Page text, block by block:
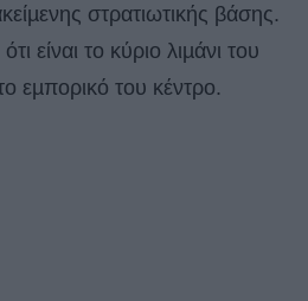
στρατιωτικής βάσης.
είναι το κύριο λιµάνι του
εµπορικό του κέντρο.